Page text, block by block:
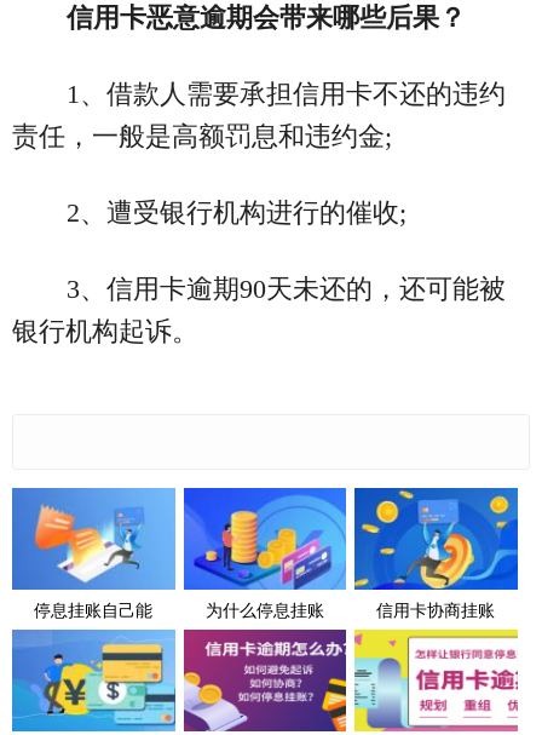
信用卡恶意逾期会带来哪些后果？
1、借款人需要承担信用卡不还的违约
责任，一般是高额罚息和违约金;
2、遭受银行机构进行的催收;
3、信用卡逾期90天未还的，还可能被
银行机构起诉。
停息挂账自己能 为什么停息挂账 信用卡协商挂账